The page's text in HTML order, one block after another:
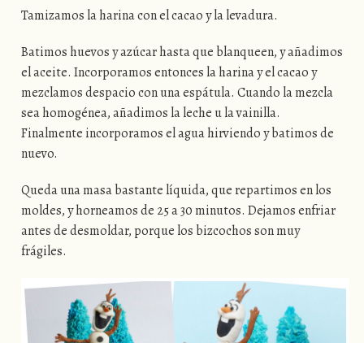
Tamizamos la harina con el cacao y la levadura.
Batimos huevos y azúcar hasta que blanqueen, y añadimos
el aceite. Incorporamos entonces la harina y el cacao y
mezclamos despacio con una espátula. Cuando la mezcla
sea homogénea, añadimos la leche u la vainilla.
Finalmente incorporamos el agua hirviendo y batimos de
nuevo.
Queda una masa bastante líquida, que repartimos en los
moldes, y horneamos de 25 a 30 minutos. Dejamos enfriar
antes de desmoldar, porque los bizcochos son muy
frágiles.